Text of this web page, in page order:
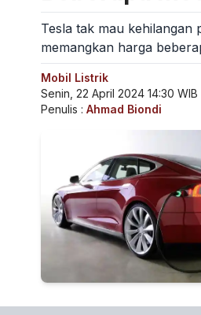
Tesla tak mau kehilangan
memangkan harga
Mobil Listrik
Senin, 22 April 2024 14:30 WIB
Penulis : Ahmad Biondi